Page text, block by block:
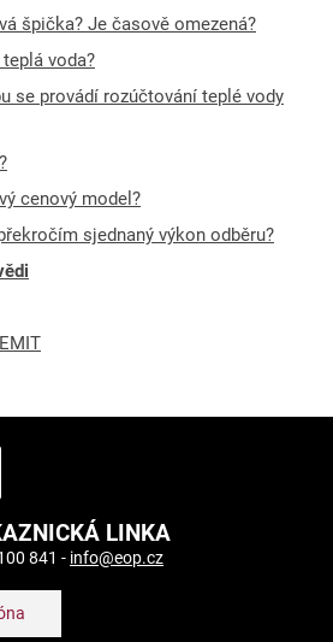
špička? Je časově omezená?
voda?
se provádí rozúčtování teplé vody
cenový model?
sjednaný výkon odběru?
LINKA
841 - info@eop.cz